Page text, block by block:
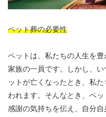
ペット葬の必要性
ペットは、私たちの人生を
家族の一員です。しかし、
ットが亡くなったとき、私
われます。そんなとき、ペ
感謝の気持ちを伝え、自分